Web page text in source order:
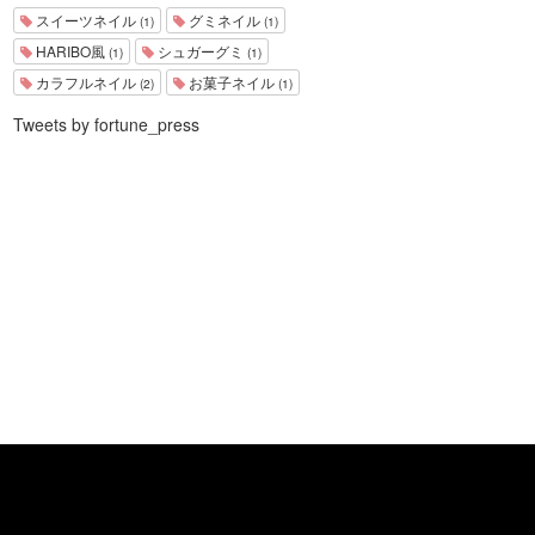
スイーツネイル (1) グミネイル (1)
HARIBO風 (1) シュガーグミ (1)
カラフルネイル (2) お菓子ネイル (1)
Tweets by fortune_press